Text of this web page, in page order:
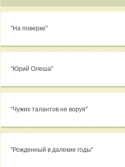
"На поверке"
"Юрий Олеша"
"Чужих талантов не воруя"
"Рожденный в далекие годы"